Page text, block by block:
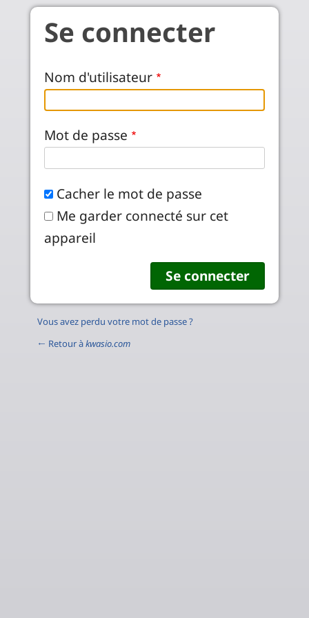
Aller au contenu principal
Se connecter
Nom d'utilisateur
Mot de passe
Cacher le mot de passe
Me garder connecté sur cet
appareil
Vous avez perdu votre mot de passe ?
← Retour àkwasio.com